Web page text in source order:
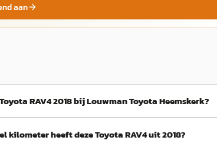
aan
RAV4 2018 bij Louwman Toyota Heemskerk?
kilometer heeft deze Toyota RAV4 uit 2018?